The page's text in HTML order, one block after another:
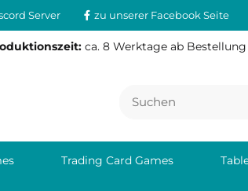
Server zu unserer Facebook Seite
ca. 8 Werktage ab Bestellung
Trading Card Games